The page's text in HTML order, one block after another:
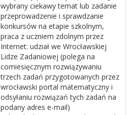
wybrany ciekawy temat lub zadanie
przeprowadzenie i sprawdzanie
konkursów na etapie szkolnym,
praca z uczniem zdolnym przez
Internet: udział we Wrocławskiej
Lidze Zadaniowej (polega na
comiesięcznym rozwiązywaniu
trzech zadań przygotowanych przez
wrocławski portal matematyczny i
odsyłaniu rozwiązań tych zadań na
podany adres e-mail)